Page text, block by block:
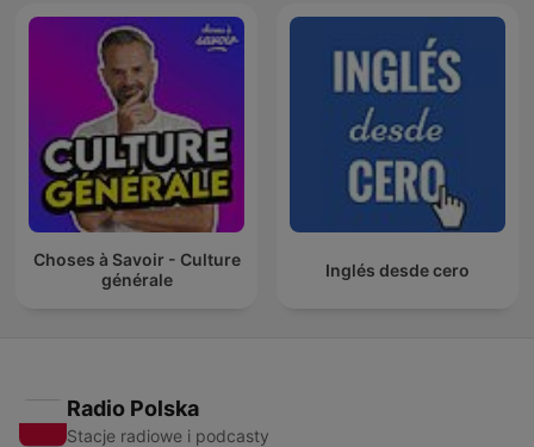
Choses à Savoir - Culture
générale
Inglés desde cero
Radio Polska
Stacje radiowe i podcasty